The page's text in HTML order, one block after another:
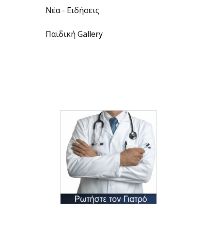
Νέα - Ειδήσεις
Παιδική Gallery